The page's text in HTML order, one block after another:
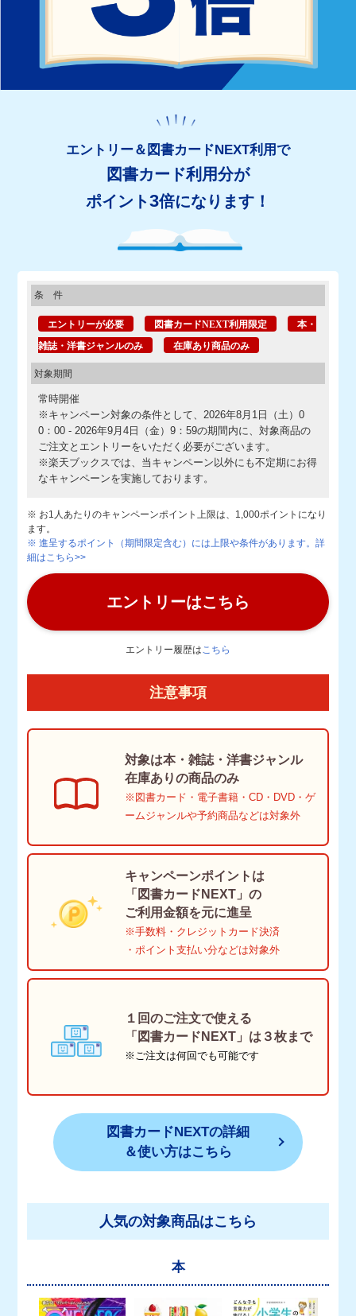
エントリー＆図書カードNEXT利用で
図書カード利用分が
ポイント3倍になります！
条 件
エントリーが必要 図書カードNEXT利用限定 本・
雑誌・洋書ジャンルのみ 在庫あり商品のみ
対象期間
常時開催
※キャンペーン対象の条件として、2026年8月1日（土）0
0：00 - 2026年9月4日（金）9：59の期間内に、対象商品の
ご注文とエントリーをいただく必要がございます。
※楽天ブックスでは、当キャンペーン以外にも不定期にお得
なキャンペーンを実施しております。
※ お1人あたりのキャンペーンポイント上限は、1,000ポイントになり
ます。
※ 進呈するポイント（期間限定含む）には上限や条件があります。詳
細はこちら>>
エントリーはこちら
エントリー履歴は こちら
注意事項
対象は本・雑誌・洋書ジャンル
在庫ありの商品のみ
※図書カード・電子書籍・CD・DVD・ゲ
ームジャンルや予約商品などは対象外
キャンペーンポイントは
「図書カードNEXT」の
ご利用金額を元に進呈
※手数料・クレジットカード決済
・ポイント支払い分などは対象外
１回のご注文で使える
「図書カードNEXT」は ３枚まで
※ご注文は何回でも可能です
図書カードNEXTの詳細
＆使い方はこちら
人気の対象商品はこちら
本